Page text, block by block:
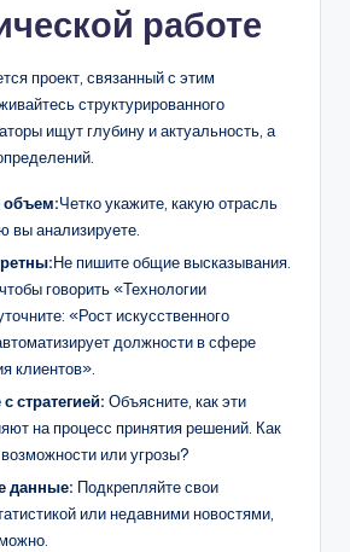
работе
проект, связанный с этим
структурированного
ищут глубину и актуальность, а
объем:Четко укажите, какую отрасль
вы анализируете.
Не пишите общие высказывания.
говорить «Технологии
«Рост искусственного
должности в сфере
клиентов».
стратегией: Объясните, как эти
на процесс принятия решений. Как
или угрозы?
данные: Подкрепляйте свои
или недавними новостями,